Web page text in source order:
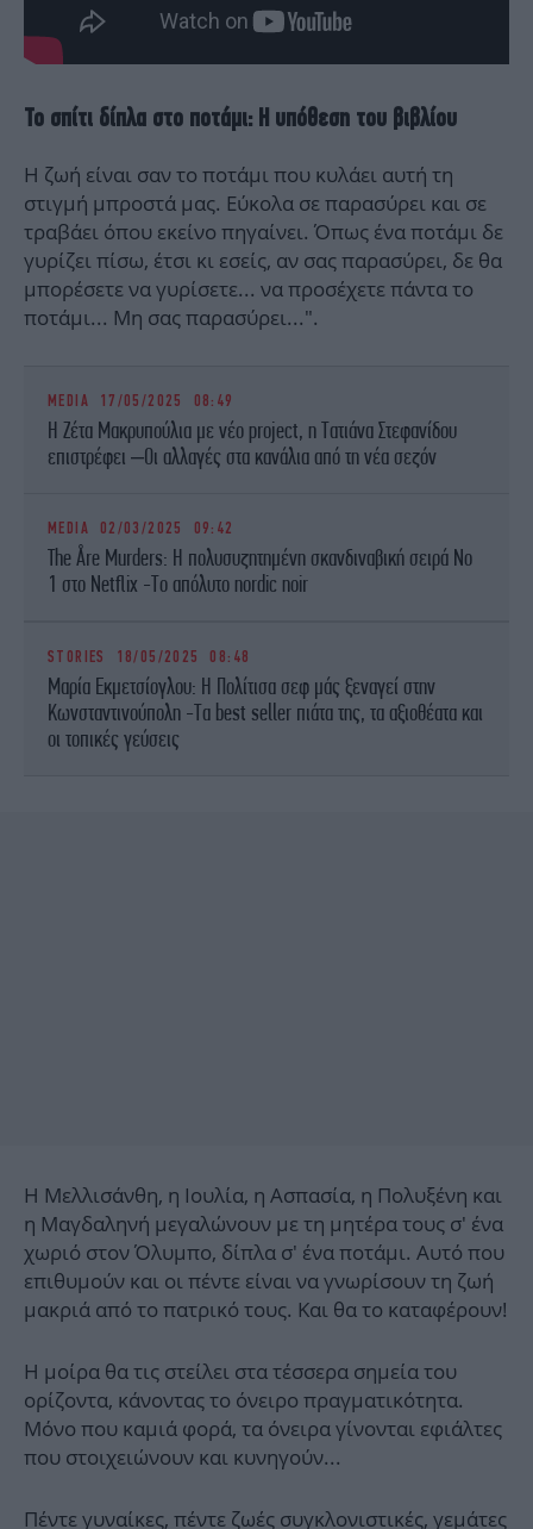
Το σπίτι δίπλα στο ποτάμι: Η υπόθεση του βιβλίου
Η ζωή είναι σαν το ποτάμι που κυλάει αυτή τη
στιγμή μπροστά μας. Εύκολα σε παρασύρει και σε
τραβάει όπου εκείνο πηγαίνει. Όπως ένα ποτάμι δε
γυρίζει πίσω, έτσι κι εσείς, αν σας παρασύρει, δε θα
μπορέσετε να γυρίσετε... να προσέχετε πάντα το
ποτάμι... Μη σας παρασύρει...".
MEDIA 17/05/2025 08:49
Η Ζέτα Μακρυπούλια με νέο project, η Τατιάνα Στεφανίδου
επιστρέφει –Οι αλλαγές στα κανάλια από τη νέα σεζόν
MEDIA 02/03/2025 09:42
The Åre Murders: Η πολυσυζητημένη σκανδιναβική σειρά Νο
1 στο Netflix -Το απόλυτο nordic noir
STORIES 18/05/2025 08:48
Μαρία Εκμετσίογλου: Η Πολίτισα σεφ μάς ξεναγεί στην
Κωνσταντινούπολη -Τα best seller πιάτα της, τα αξιοθέατα και
οι τοπικές γεύσεις
Η Μελλισάνθη, η Ιουλία, η Ασπασία, η Πολυξένη και
η Μαγδαληνή μεγαλώνουν με τη μητέρα τους σ' ένα
χωριό στον Όλυμπο, δίπλα σ' ένα ποτάμι. Αυτό που
επιθυμούν και οι πέντε είναι να γνωρίσουν τη ζωή
μακριά από το πατρικό τους. Και θα το καταφέρουν!
Η μοίρα θα τις στείλει στα τέσσερα σημεία του
ορίζοντα, κάνοντας το όνειρο πραγματικότητα.
Μόνο που καμιά φορά, τα όνειρα γίνονται εφιάλτες
που στοιχειώνουν και κυνηγούν...
Πέντε γυναίκες, πέντε ζωές συγκλονιστικές, γεμάτες